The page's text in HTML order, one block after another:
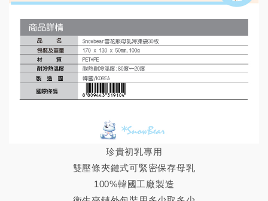
珍貴初乳專用
雙壓條夾鏈式可緊密保存母乳
100%韓國工廠製造